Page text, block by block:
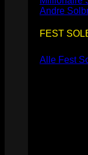
Andre
FEST
Alle Fest